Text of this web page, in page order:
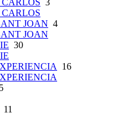
3
JOAN 4
JOAN
30
16
11